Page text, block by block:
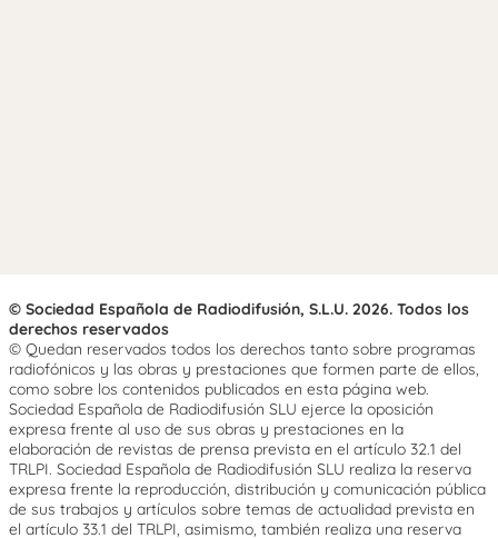
© Sociedad Española de Radiodifusión, S.L.U. 2026. Todos los
derechos reservados
© Quedan reservados todos los derechos tanto sobre programas
radiofónicos y las obras y prestaciones que formen parte de ellos,
como sobre los contenidos publicados en esta página web.
Sociedad Española de Radiodifusión SLU ejerce la oposición
expresa frente al uso de sus obras y prestaciones en la
elaboración de revistas de prensa prevista en el artículo 32.1 del
TRLPI. Sociedad Española de Radiodifusión SLU realiza la reserva
expresa frente la reproducción, distribución y comunicación pública
de sus trabajos y artículos sobre temas de actualidad prevista en
el artículo 33.1 del TRLPI, asimismo, también realiza una reserva